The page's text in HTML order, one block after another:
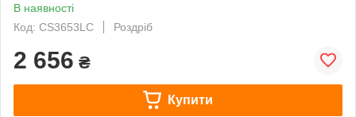
В наявності
Код: CS3653LC
Роздріб
2 656 ₴
Купити